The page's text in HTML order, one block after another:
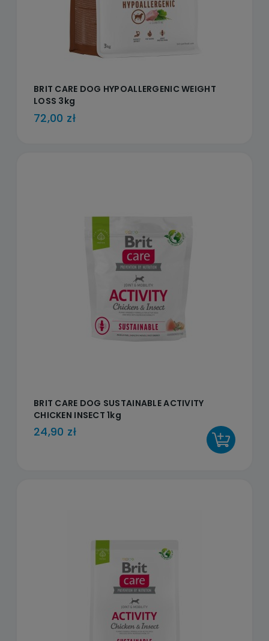
BRIT CARE DOG HYPOALLERGENIC WEIGHT
LOSS 3kg
72,00 zł
BRIT CARE DOG SUSTAINABLE ACTIVITY
CHICKEN INSECT 1kg
24,90 zł